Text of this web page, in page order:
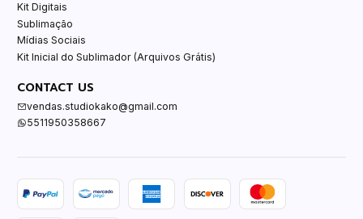
Kit Digitais
Sublimação
Mídias Sociais
Kit Inicial do Sublimador (Arquivos Grátis)
CONTACT US
vendas.studiokako@gmail.com
5511950358667